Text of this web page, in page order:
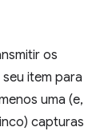
os
item para
uma (e,
capturas